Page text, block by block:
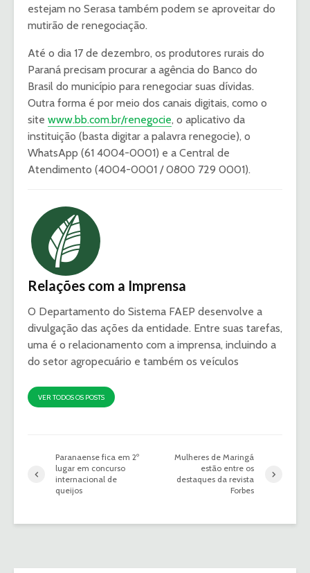
estejam no Serasa também podem se aproveitar do
mutirão de renegociação.
Até o dia 17 de dezembro, os produtores rurais do
Paraná precisam procurar a agência do Banco do
Brasil do município para renegociar suas dívidas.
Outra forma é por meio dos canais digitais, como o
site www.bb.com.br/renegocie, o aplicativo da
instituição (basta digitar a palavra renegocie), o
WhatsApp (61 4004-0001) e a Central de
Atendimento (4004-0001 / 0800 729 0001).
Relações com a Imprensa
O Departamento do Sistema FAEP desenvolve a
divulgação das ações da entidade. Entre suas tarefas,
uma é o relacionamento com a imprensa, incluindo a
do setor agropecuário e também os veículos
VER TODOS OS POSTS
Paranaense fica em 2º
lugar em concurso
internacional de
queijos
Mulheres de Maringá
estão entre os
destaques da revista
Forbes